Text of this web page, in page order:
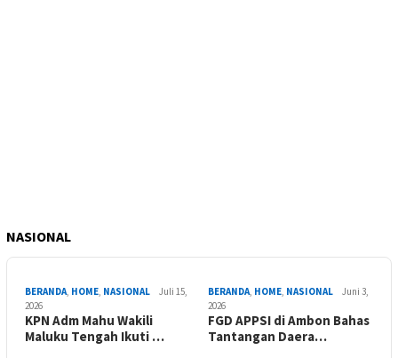
NASIONAL
BERANDA, HOME, NASIONAL
Juli 15,
2026
KPN Adm Mahu Wakili
Maluku Tengah Ikuti …
BERANDA, HOME, NASIONAL
Juni 3,
2026
FGD APPSI di Ambon Bahas
Tantangan Daera…